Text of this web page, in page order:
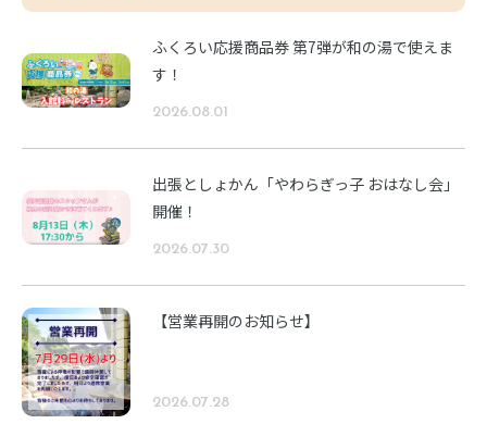
ふくろい応援商品券 第7弾が和の湯で使えま
す！
2026.08.01
出張としょかん「やわらぎっ子 おはなし会」
開催！
2026.07.30
【営業再開のお知らせ】
2026.07.28